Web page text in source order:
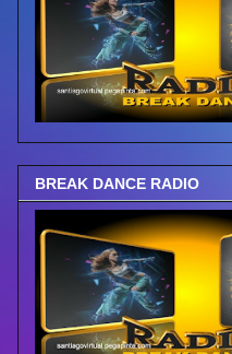
BREAK DANCE RADIO